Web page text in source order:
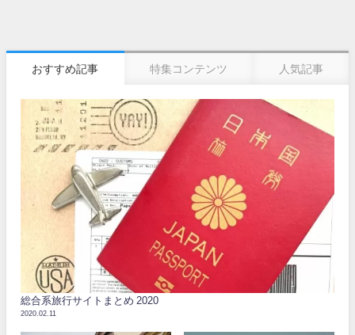
おすすめ記事 特集コンテンツ 人気記事
総合系旅行サイトまとめ 2020
2020.02.11